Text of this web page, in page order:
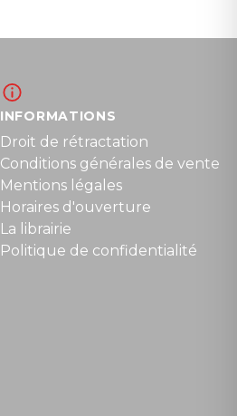
INFORMATIONS
Droit de rétractation
Conditions générales de vente
Mentions légales
Horaires d'ouverture
La librairie
Politique de confidentialité